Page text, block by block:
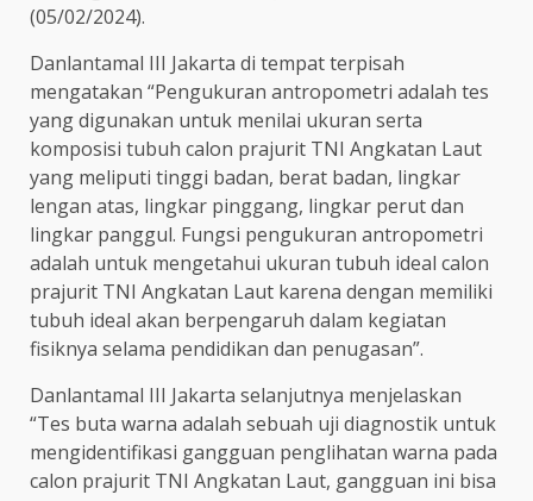
(05/02/2024).
Danlantamal III Jakarta di tempat terpisah
mengatakan “Pengukuran antropometri adalah tes
yang digunakan untuk menilai ukuran serta
komposisi tubuh calon prajurit TNI Angkatan Laut
yang meliputi tinggi badan, berat badan, lingkar
lengan atas, lingkar pinggang, lingkar perut dan
lingkar panggul. Fungsi pengukuran antropometri
adalah untuk mengetahui ukuran tubuh ideal calon
prajurit TNI Angkatan Laut karena dengan memiliki
tubuh ideal akan berpengaruh dalam kegiatan
fisiknya selama pendidikan dan penugasan”.
Danlantamal III Jakarta selanjutnya menjelaskan
“Tes buta warna adalah sebuah uji diagnostik untuk
mengidentifikasi gangguan penglihatan warna pada
calon prajurit TNI Angkatan Laut, gangguan ini bisa